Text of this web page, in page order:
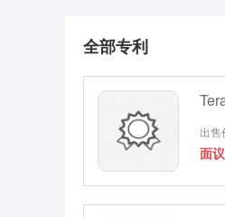
全部专利
出售
面议